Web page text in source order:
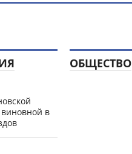
в
ОБЩЕСТВО